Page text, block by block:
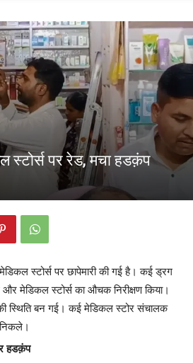
स्टोर्स पर रेड, मचा हडक़ंप
स्टोर्स पर छापेमारी की गई है। कई ड्रग
और मेडिकल स्टोर्स का औचक निरीक्षण किया।
स्थिति बन गई। कई मेडिकल स्टोर संचालक
हडक़ंप